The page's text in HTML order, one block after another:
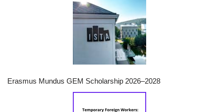
Erasmus Mundus GEM Scholarship 2026–2028